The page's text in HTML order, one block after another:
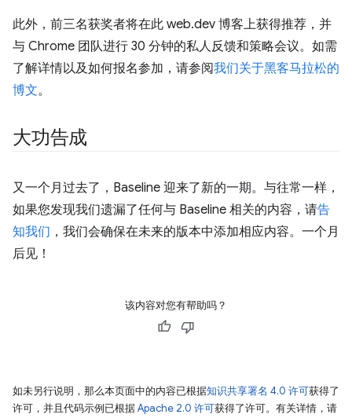
此外，前三名获奖者将在此 web.dev 博客上获得推荐，并
与 Chrome 团队进行 30 分钟的私人反馈和策略会议。如需
了解详情以及如何报名参加，请参阅我们关于黑客马拉松的
博文。
大功告成
又一个月过去了，Baseline 迎来了新的一期。与往常一样，
如果您发现我们遗漏了任何与 Baseline 相关的内容，请告
知我们 ，我们会确保在未来的版本中添加相应内容。一个月
后见！
该内容对您有帮助吗？
如未另行说明，那么本页面中的内容已根据知识共享署名 4.0 许可获得了
许可，并且代码示例已根据Apache 2.0 许可获得了许可。有关详情，请